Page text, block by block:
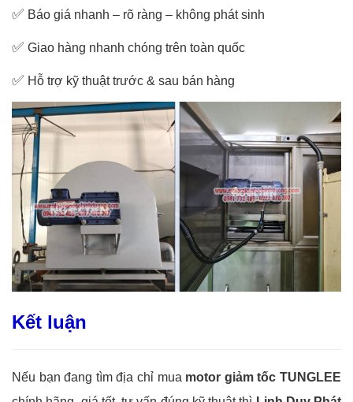
✅ Báo giá nhanh – rõ ràng – không phát sinh
✅ Giao hàng nhanh chóng trên toàn quốc
✅ Hỗ trợ kỹ thuật trước & sau bán hàng
Kết luận
Nếu bạn đang tìm địa chỉ mua motor giảm tốc TUNGLEE